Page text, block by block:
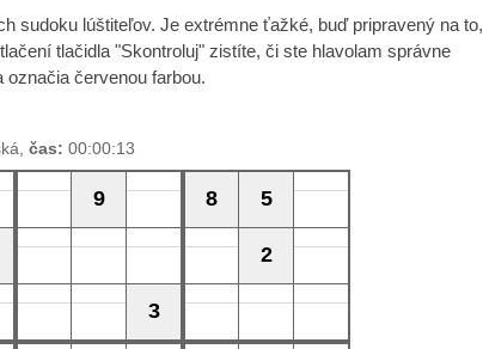
sudoku lúštiteľov. Je extrémne ťažké, buď pripravený na to,
tlačidla "Skontroluj" zistíte, či ste hlavolam správne
červenou farbou.